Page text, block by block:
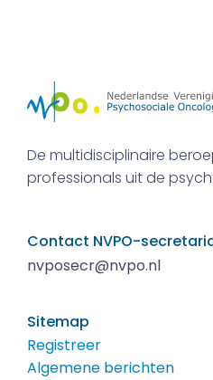
De multidisciplinaire
professionals uit de
Contact NVPO-
nvposecr@nvpo.nl
Sitemap
Registreer
Algemene berichten